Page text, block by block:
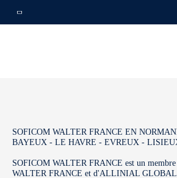
SOFICOM WALTER FRANCE EN
BAYEUX - LE HAVRE - EVREUX -
SOFICOM WALTER FRANCE est un membre
WALTER FRANCE et d'ALLINIAL